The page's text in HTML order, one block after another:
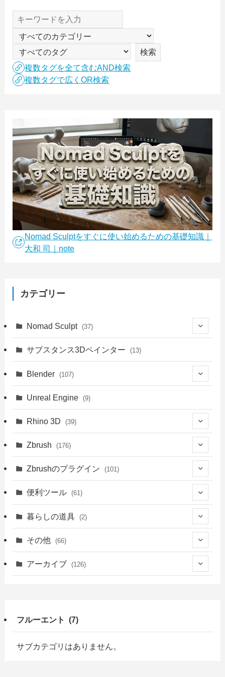
複数タグを全て含むAND検索
複数タグで広くOR検索
Nomad Sculptをすぐに使い始めるための基礎知識｜
大和 司｜note
カテゴリー
Nomad Sculpt (37)
(9)
(6)
(3)
(1)
サブスタンス3Dペインター (13)
Blender (107)
(18)
(4)(39)
Unreal Engine (9)
Rhino 3D (39)
(34)
Zbrush (176)
(94)
(14)
(21)
(18)
(76)
Zbrushのプラグイン (101)
(3)
(41)
(3)
(1)
(9)
(13)
便利ツール (61)
(39)
(2)
(1)
暮らしの道具 (2)
その他 (66)
(7)
(3)
アーカイブ (126)
(19) (7)
フルーエント (7)
サブカテゴリはありません。